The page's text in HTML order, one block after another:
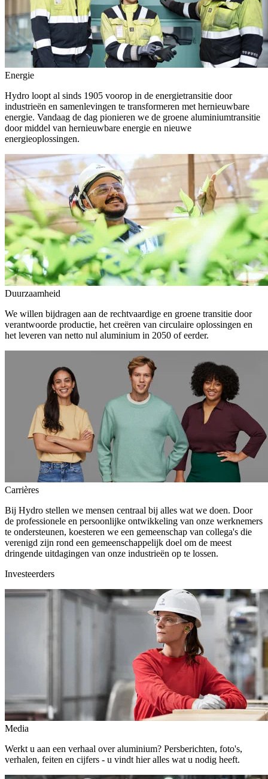
Energie
Hydro loopt al sinds 1905 voorop in de energietransitie door
industrieën en samenlevingen te transformeren met hernieuwbare
energie. Vandaag de dag pionieren we de groene aluminiumtransitie
door middel van hernieuwbare energie en nieuwe
energieoplossingen.
Duurzaamheid
We willen bijdragen aan de rechtvaardige en groene transitie door
verantwoorde productie, het creëren van circulaire oplossingen en
het leveren van netto nul aluminium in 2050 of eerder.
Carrières
Bij Hydro stellen we mensen centraal bij alles wat we doen. Door
de professionele en persoonlijke ontwikkeling van onze werknemers
te ondersteunen, koesteren we een gemeenschap van collega's die
verenigd zijn rond een gemeenschappelijk doel om de meest
dringende uitdagingen van onze industrieën op te lossen.
Investeerders
Media
Werkt u aan een verhaal over aluminium? Persberichten, foto's,
verhalen, feiten en cijfers - u vindt hier alles wat u nodig heeft.